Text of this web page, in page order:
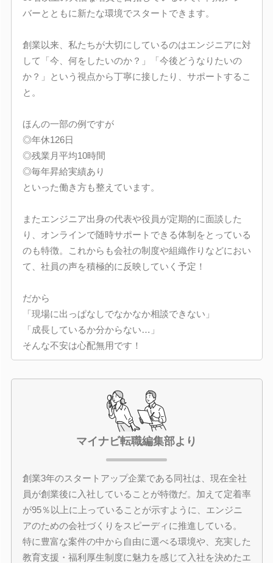
バーとともに新たな環境でスタートできます。
創業以来、私たちが大切にしているのはエンジニアに対
して「今、何をしたいのか？」「今後どうなりたいの
か？」という視点から丁寧に接したり、サポートするこ
と。
ほんの一部の例ですが
◎年休126日
◎残業月平均10時間
◎毎年昇給実績あり
といった働き方も整えています。
またエンジニア出身の代表や役員が定期的に面談した
り、オンラインで随時サポートできる体制をとっている
のも特徴。これからも会社の制度や組織作りなどにおい
て、社員の声を積極的に反映していく予定！
だから
「現場に出っぱなしでなかなか相談できない」
「成長しているか分からない…」
そんな不安は心配無用です！
マイナビ転職編集部より
創業3年のスタートアップ企業である同社は、現在全社
員が創業後に入社していることが特徴だ。加えて定着率
が95％以上に上っていることが示すように、エンジニ
アのための会社づくりをスピーディに推進している。
特に豊富な案件の中から自由に選べる環境や、充実した
教育支援・福利厚生制度に魅力を感じて入社を決めたエ